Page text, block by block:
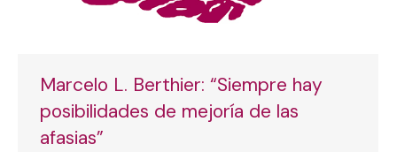
Marcelo L. Berthier: “Siempre hay
posibilidades de mejoría de las
afasias”